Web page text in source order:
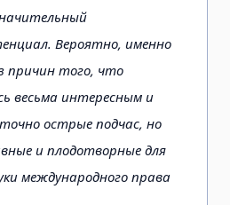
Вероятно, именно
причин того, что
весьма интересным и
острые подчас, но
и плодотворные для
международного права